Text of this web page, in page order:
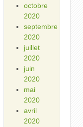
octobre
2020
septembre
2020
juillet
2020
juin
2020
mai
2020
avril
2020